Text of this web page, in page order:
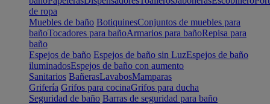
de ropa
Muebles de baño BotiquinesConjuntos de muebles para
bañoTocadores para bañoArmarios para bañoRepisa para
baño
Espejos de baño Espejos de baño sin LuzEspejos de baño
iluminadosEspejos de baño con aumento
Sanitarios BañerasLavabosMamparas
Grifería Grifos para cocinaGrifos para ducha
Seguridad de baño Barras de seguridad para baño